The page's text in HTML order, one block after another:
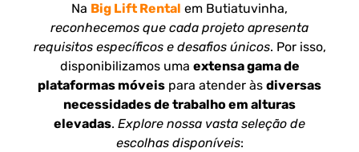
Na Big Lift Rental em Butiatuvinha,
reconhecemos que cada projeto apresenta
requisitos específicos e desafios únicos. Por isso,
disponibilizamos uma extensa gama de
plataformas móveis para atender às diversas
necessidades de trabalho em alturas
elevadas. Explore nossa vasta seleção de
escolhas disponíveis: